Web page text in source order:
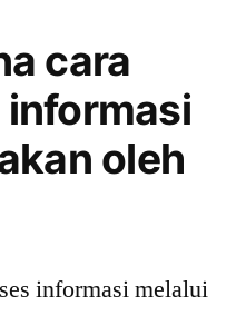
cara
oleh
informasi melalui